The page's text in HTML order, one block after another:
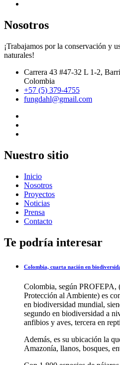
Nosotros
¡Trabajamos por la conservación y
naturales!
Carrera 43 #47-32 L 1-2,
Colombia
+57 (5) 379-4755
fungdahl@gmail.com
Nuestro sitio
Inicio
Nosotros
Proyectos
Noticias
Prensa
Contacto
Te podría interesar
Colombia, cuarta nación en
Colombia, según PROFEPA,
Protección al Ambiente) es
en biodiversidad mundial,
segundo en biodiversidad a
anfibios y aves, tercera en
Además, es su ubicación la
Amazonía, llanos, bosques,